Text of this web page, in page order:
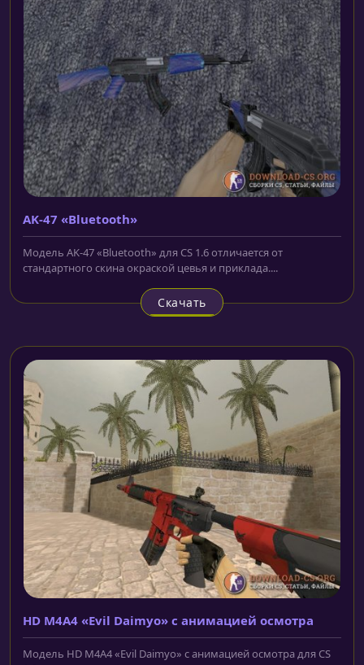
AK-47 «Bluetooth»
Модель AK-47 «Bluetooth» для CS 1.6 отличается от
стандартного скина окраской цевья и приклада....
Скачать
HD M4A4 «Evil Daimyo» с анимацией осмотра
Модель HD M4A4 «Evil Daimyo» с анимацией осмотра для CS